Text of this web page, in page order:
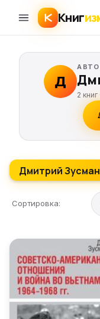
Книг
Д
2 книг
Дмитрий
Сортировка: